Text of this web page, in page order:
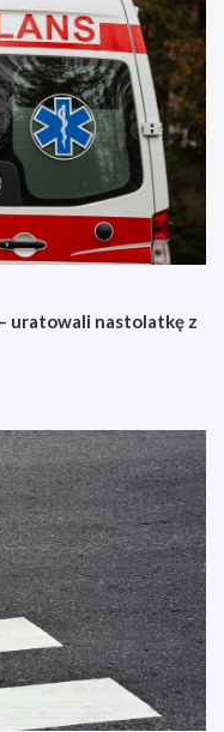
uratowali nastolatkę z